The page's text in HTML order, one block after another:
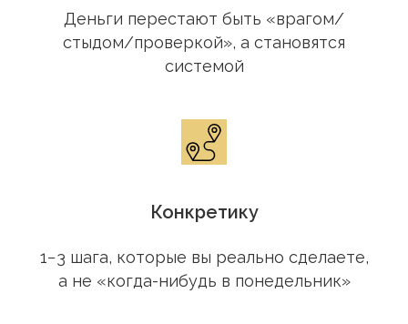
Деньги перестают быть «врагом/
стыдом/проверкой», а становятся
системой
Конкретику
1−3 шага, которые вы реально сделаете,
а не «когда-нибудь в понедельник»